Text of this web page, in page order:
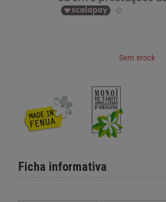
Sem stock
Ficha informativa